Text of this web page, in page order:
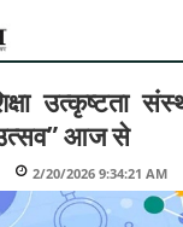
उत्कृष्टता
उत्सव” आज से
2/20/2026 9:34:21 AM